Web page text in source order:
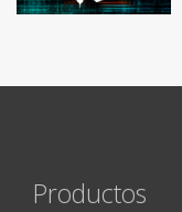
Productos